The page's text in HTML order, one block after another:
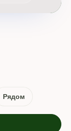
Рядом